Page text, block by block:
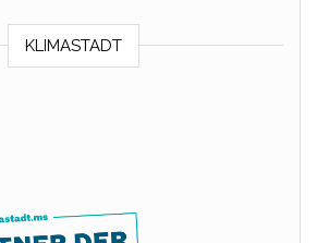
KLIMASTADT